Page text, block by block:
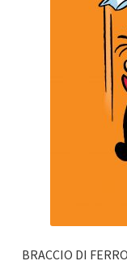
BRACCIO DI